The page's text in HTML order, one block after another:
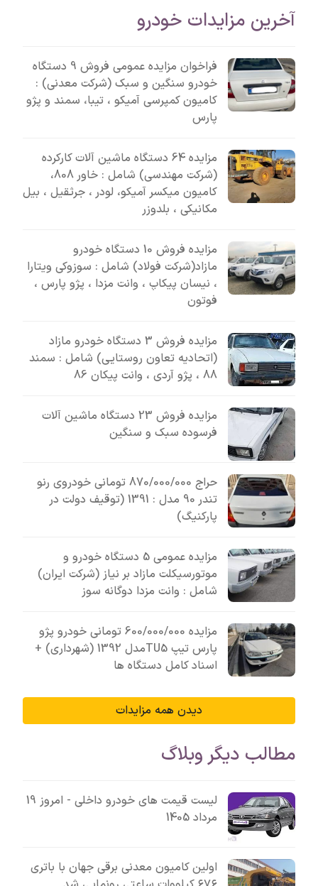
آخرین مزایدات خودرو
فراخوان مزایده عمومی فروش 9 دستگاه
خودرو سنگین و سبک (شرکت معدنی) :
کامیون کمپرسی آمیکو ، تیبا، سمند و پژو
پارس
مزایده 64 دستگاه ماشین آلات کارکرده
(شرکت مهندسی) شامل : خاور 808،
کامیون میکسر آمیکو، لودر ، جرثقیل ، بیل
مکانیکی ، بلدوزر
مزایده فروش 10 دستگاه خودرو
مازاد(شرکت فولاد) شامل : سوزوکی ویتارا
، نیسان پیکاپ ، وانت مزدا ، پژو پارس ،
فوتون
مزایده فروش 3 دستگاه خودرو مازاد
(اتحادیه تعاون روستایی) شامل : سمند
88 ، پژو آردی ، وانت پیکان 86
مزایده فروش 23 دستگاه ماشین آلات
فرسوده سبک و سنگین
حراج 870/000/000 تومانی خودروی رنو
تندر 90 مدل : 1391 (توقیف دولت در
پارکنیگ)
مزایده عمومی 5 دستگاه خودرو و
موتورسیکلت مازاد بر نیاز (شرکت ایران)
شامل : وانت مزدا دوگانه سوز
مزایده 600/000/000 تومانی خودرو پژو
پارس تیپ TU5مدل 1392 (شهرداری) +
اسناد کامل دستگاه ها
دیدن همه مزایدات
مطالب دیگر وبلاگ
لیست قیمت های خودرو داخلی - امروز 19
مرداد 1405
اولین کامیون معدنی برقی جهان با باتری